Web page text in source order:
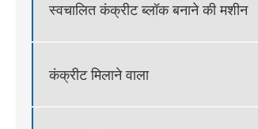
स्वचालित कंक्रीट ब्लॉक बनाने की मशीन
कंक्रीट मिलाने वाला